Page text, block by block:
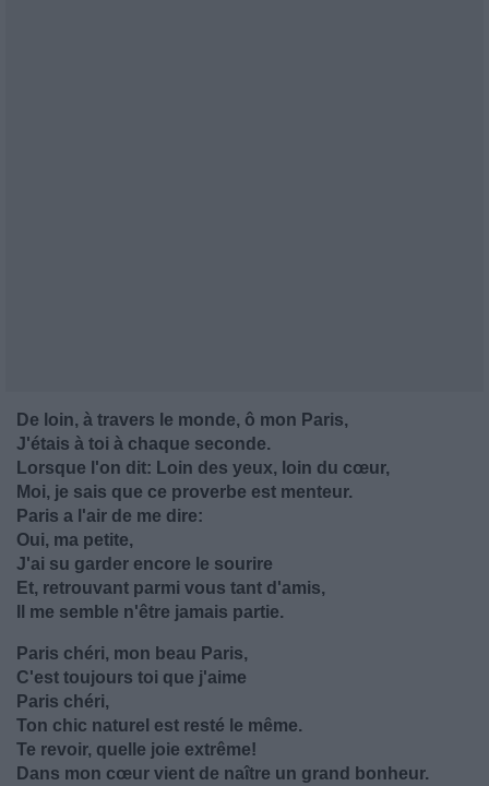
De loin, à travers le monde, ô mon Paris,
J'étais à toi à chaque seconde.
Lorsque l'on dit: Loin des yeux, loin du cœur,
Moi, je sais que ce proverbe est menteur.
Paris a l'air de me dire:
Oui, ma petite,
J'ai su garder encore le sourire
Et, retrouvant parmi vous tant d'amis,
Il me semble n'être jamais partie.
Paris chéri, mon beau Paris,
C'est toujours toi que j'aime
Paris chéri,
Ton chic naturel est resté le même.
Te revoir, quelle joie extrême!
Dans mon cœur vient de naître un grand bonheur.